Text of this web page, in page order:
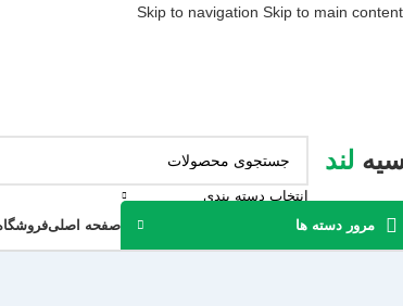
Skip to navigation Skip to main content
لند
انتخاب دسته بندی
مرور دسته ها صفحه اصلی